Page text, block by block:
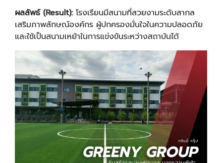
ผลลัพธ์ (Result): โรงเรียนมีสนามที่สวยงามระดับสากล
เสริมภาพลักษณ์องค์กร ผู้ปกครองมั่นใจในความปลอดภัย
และใช้เป็นสนามเหย้าในการแข่งขันระหว่างสถาบันได้